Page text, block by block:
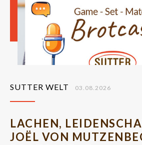
SUTTER WELT 03.08.2026
LACHEN,
JOËL VON